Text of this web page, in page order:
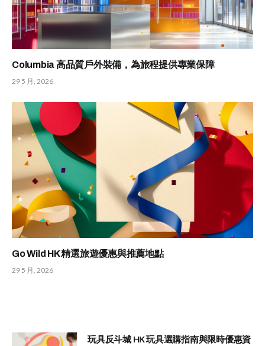
Columbia 高品質戶外裝備，為旅程提供專業保障
29 5 月, 2026
Go Wild HK 精選旅遊優惠與推薦地點
29 5 月, 2026
玩具反斗城 HK 玩具選購指南與限時優惠資